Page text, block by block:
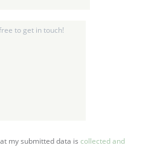
my submitted data is collected and